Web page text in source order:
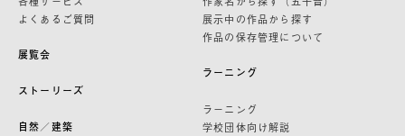
よくあるご質問
展覧会
ストーリーズ
自然／建築
展示中の作品から探す
作品の保存管理について
ラーニング
ラーニング
学校団体向け解説